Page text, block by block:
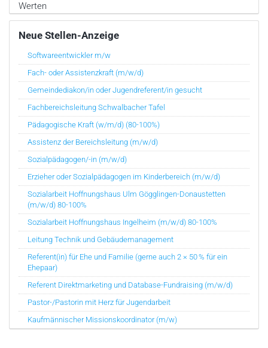
Neue Stellen-Anzeige
Softwareentwickler m/w
Fach- oder Assistenzkraft (m/w/d)
Gemeindediakon/in oder Jugendreferent/in gesucht
Fachbereichsleitung Schwalbacher Tafel
Pädagogische Kraft (w/m/d) (80-100%)
Assistenz der Bereichsleitung (m/w/d)
Sozialpädagogen/-in (m/w/d)
Erzieher oder Sozialpädagogen im Kinderbereich (m/w/d)
Sozialarbeit Hoffnungshaus Ulm Gögglingen-Donaustetten
(m/w/d) 80-100%
Sozialarbeit Hoffnungshaus Ingelheim (m/w/d) 80-100%
Leitung Technik und Gebäudemanagement
Referent(in) für Ehe und Familie (gerne auch 2 × 50 % für ein
Ehepaar)
Referent Direktmarketing und Database-Fundraising (m/w/d)
Pastor-/Pastorin mit Herz für Jugendarbeit
Kaufmännischer Missionskoordinator (m/w)